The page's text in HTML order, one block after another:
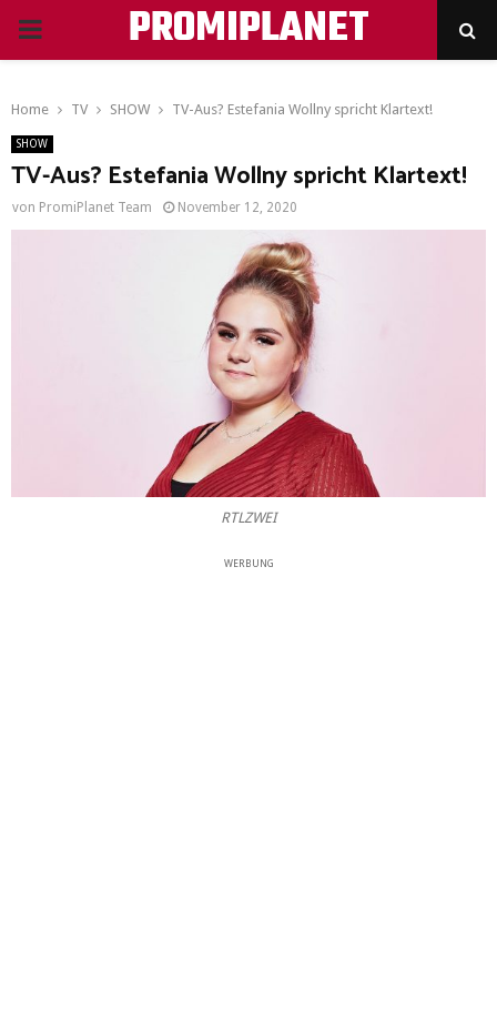
PRIMARY
PROMIPLANET
Home TV SHOW TV-Aus? Estefania Wollny spricht Klartext!
SHOW
TV-Aus? Estefania Wollny spricht Klartext!
von PromiPlanet Team November 12, 2020
RTLZWEI
WERBUNG